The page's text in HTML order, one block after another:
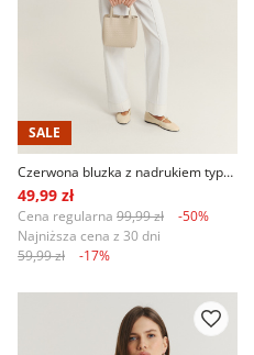
SALE
Czerwona bluzka z nadrukiem typu łączka
49,99 zł
Cena regularna 99,99 zł
-50%
Najniższa cena z 30 dni
59,99 zł
-17%